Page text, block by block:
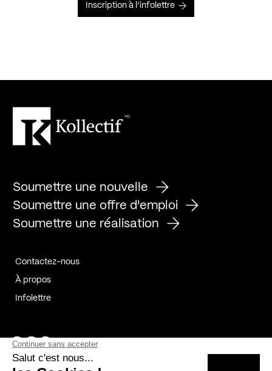
Inscription à l’infolettre
Soumettre une nouvelle
Soumettre une offre d'emploi
Soumettre une réalisation
Contactez-nous
À propos
Infolettre
Page Facebook de Kollectif
Page Instagram de Kollectif
Page Linkedin de Kollectif